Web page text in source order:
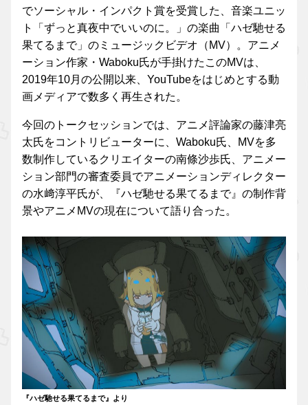
でソーシャル・インパクト賞を受賞した、音楽ユニッ
ト「ずっと真夜中でいいのに。」の楽曲「ハゼ馳せる
果てるまで」のミュージックビデオ（MV）。アニメ
ーション作家・Waboku氏が手掛けたこのMVは、
2019年10月の公開以来、YouTubeをはじめとする動
画メディアで数多く再生された。
今回のトークセッションでは、アニメ評論家の藤津亮
太氏をコントリビューターに、Waboku氏、MVを多
数制作しているクリエイターの南條沙歩氏、アニメー
ション部門の審査委員でアニメーションディレクター
の水﨑淳平氏が、『ハゼ馳せる果てるまで』の制作背
景やアニメMVの現在について語り合った。
『ハゼ馳せる果てるまで』より